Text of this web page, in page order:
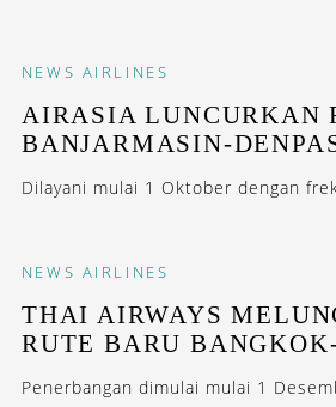
NEWS AIRLINES
AIRASIA LUNCURKAN
BANJARMASIN-
Dilayani mulai 1 Oktober dengan
NEWS AIRLINES
THAI AIRWAYS
RUTE BARU
Penerbangan dimulai mulai 1